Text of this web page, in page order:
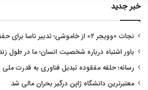
خبر جدید
نجات «وویجر ۲» از خاموشی؛ تدبیر ناسا برای حفظ کاوشگر ۴۸ ساله
باور اشتباه درباره شخصیت انسان؛ ما در طول
رسانه؛ حلقه مفقوده تبدیل فناوری به قدرت ملی
معتبرترین دانشگاه ژاپن درگیر بحران مالی شد